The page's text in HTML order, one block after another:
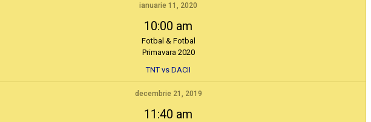
ianuarie 11, 2020
10:00 am
Fotbal & Fotbal
Primavara 2020
TNT vs DACII
decembrie 21, 2019
11:40 am